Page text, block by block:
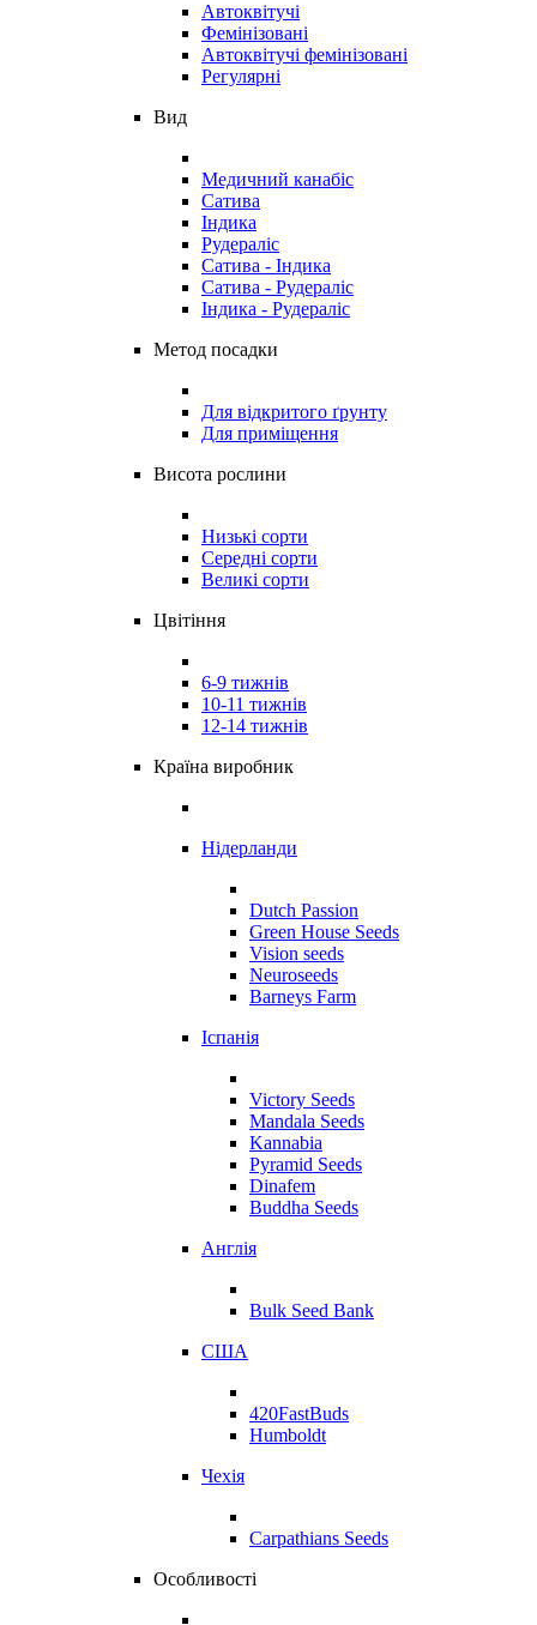
Автоквітучі
Фемінізовані
Автоквітучі фемінізовані
Регулярні
Вид
Медичний канабіс
Сатива
Індика
Рудераліс
Сатива - Індика
Сатива - Рудераліс
Індика - Рудераліс
Метод посадки
Для відкритого ґрунту
Для приміщення
Висота рослини
Низькі сорти
Середні сорти
Великі сорти
Цвітіння
6-9 тижнів
10-11 тижнів
12-14 тижнів
Країна виробник
Нідерланди
Dutch Passion
Green House Seeds
Vision seeds
Neuroseeds
Barneys Farm
Іспанія
Victory Seeds
Mandala Seeds
Kannabia
Pyramid Seeds
Dinafem
Buddha Seeds
Англія
Bulk Seed Bank
США
420FastBuds
Humboldt
Чехія
Carpathians Seeds
Особливості